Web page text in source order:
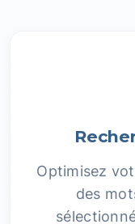
Optimisez
des